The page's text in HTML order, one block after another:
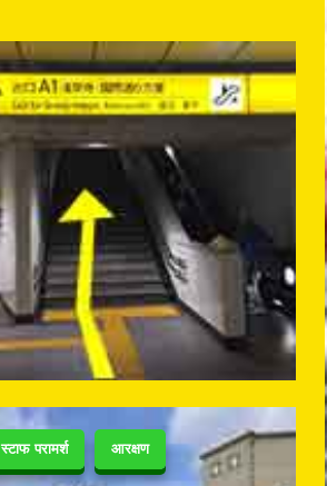
स्टाफ परामर्श आरक्षण